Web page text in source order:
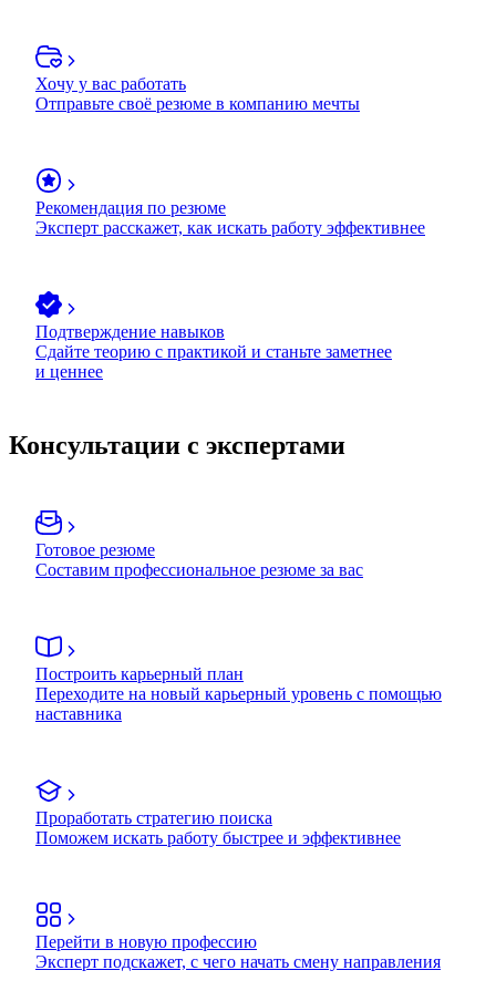
Хочу у вас работать
Отправьте своё резюме в компанию мечты
Рекомендация по резюме
Эксперт расскажет, как искать работу эффективнее
Подтверждение навыков
Сдайте теорию с практикой и станьте заметнее
и ценнее
Консультации с экспертами
Готовое резюме
Составим профессиональное резюме за вас
Построить карьерный план
Переходите на новый карьерный уровень с помощью
наставника
Проработать стратегию поиска
Поможем искать работу быстрее и эффективнее
Перейти в новую профессию
Эксперт подскажет, с чего начать смену направления